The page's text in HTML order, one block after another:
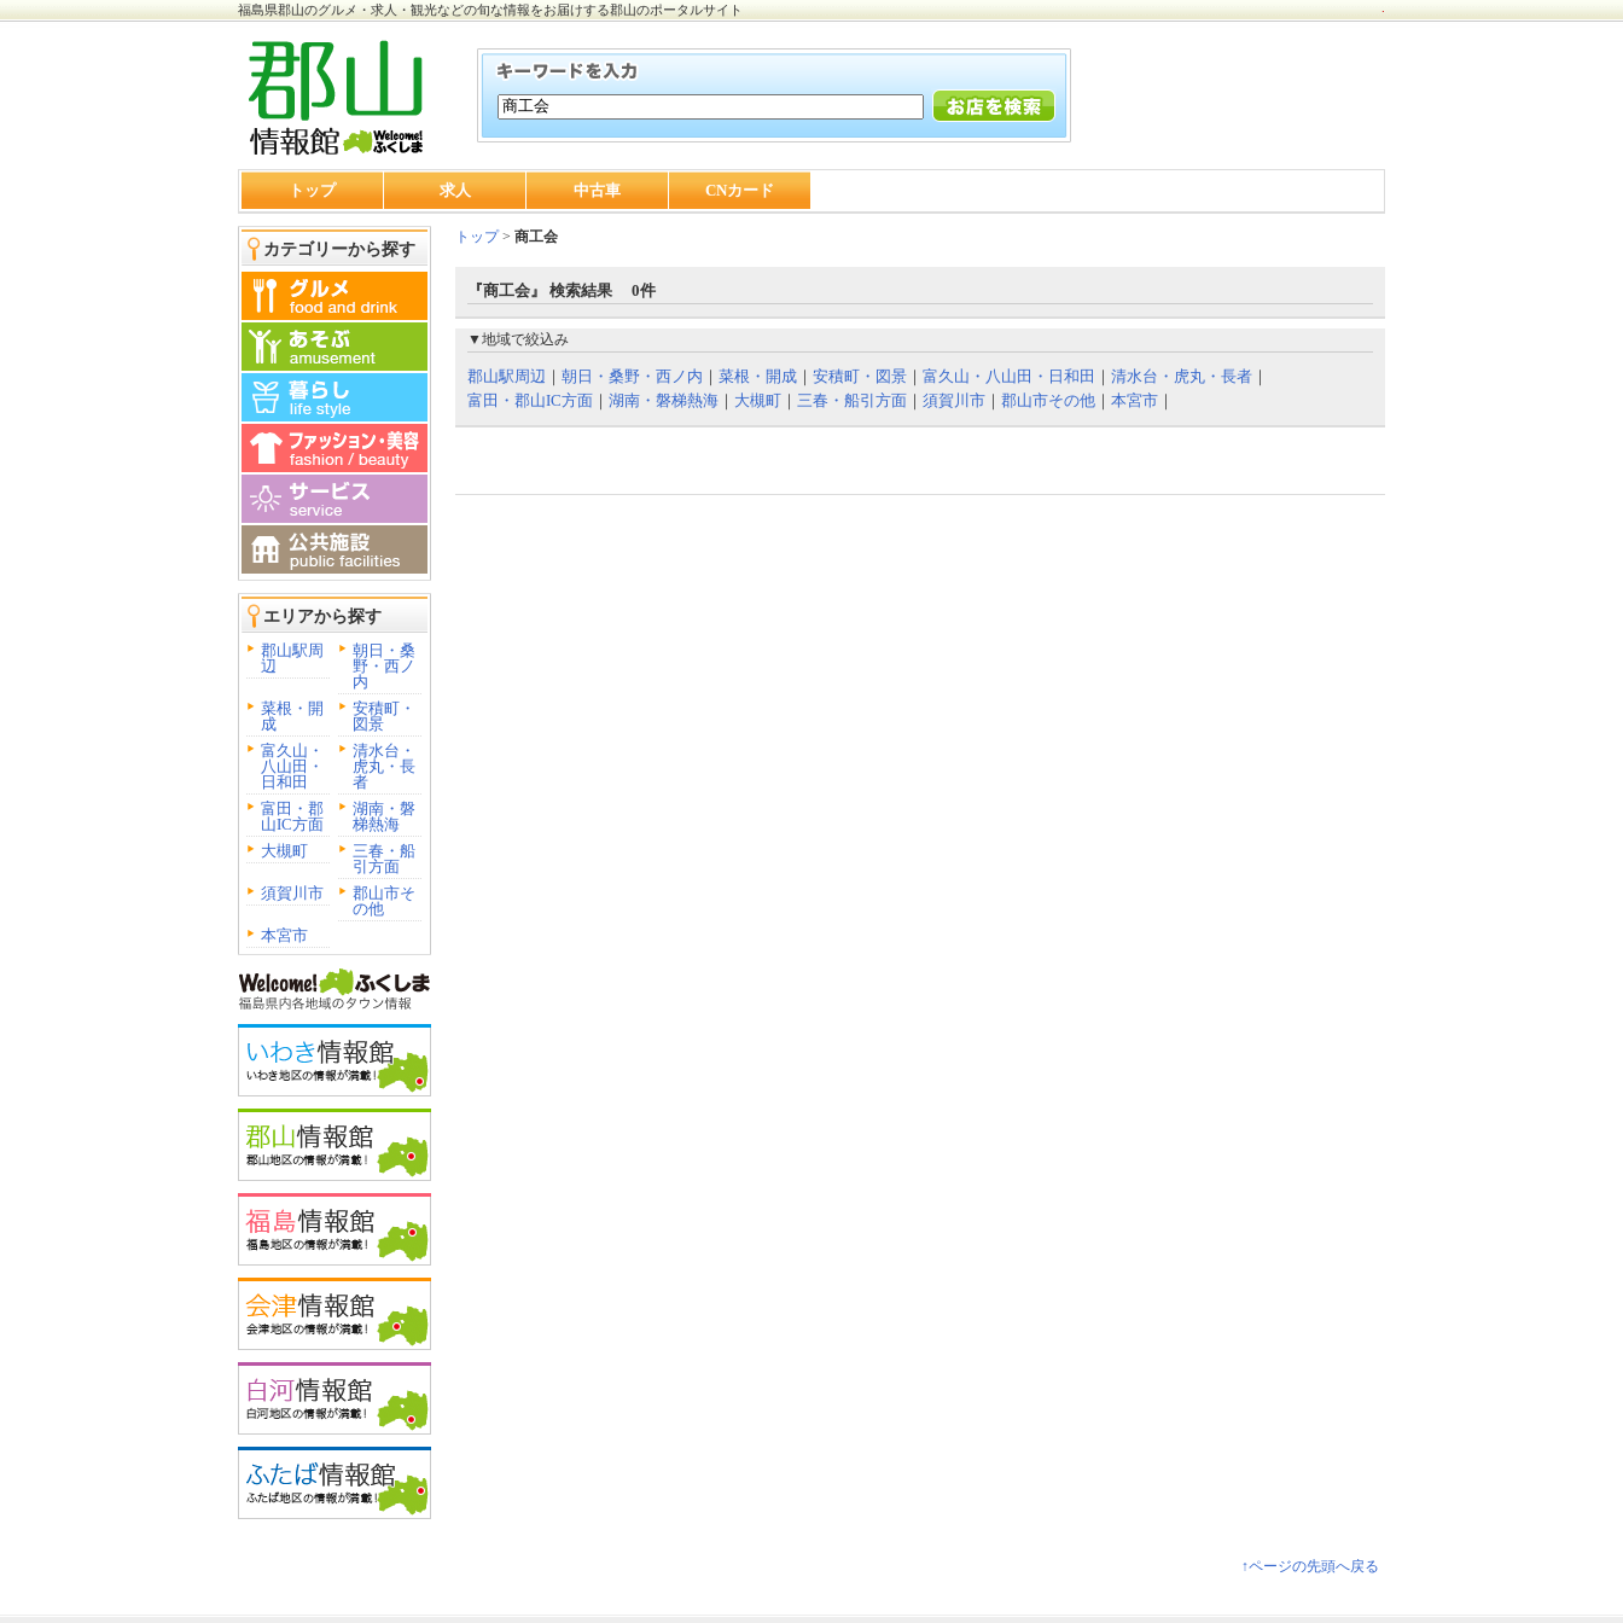
福島県郡山のグルメ・求人・観光などの旬な情報をお届けする郡山のポータルサイト
トップ 求人 中古車 CNカード
カテゴリーから探す
エリアから探す
郡山駅周
辺
朝日・桑
野・西ノ
内
菜根・開
成
安積町・
図景
富久山・
八山田・
日和田
清水台・
虎丸・長
者
富田・郡
山IC方面
湖南・磐
梯熱海
大槻町
三春・船
引方面
須賀川市
郡山市そ
の他
本宮市
トップ> 商工会
『商工会』 検索結果 0件
▼地域で絞込み
郡山駅周辺 ｜ 朝日・桑野・西ノ内 ｜ 菜根・開成 ｜ 安積町・図景 ｜ 富久山・八山田・日和田 ｜ 清水台・虎丸・長者 ｜
富田・郡山IC方面 ｜ 湖南・磐梯熱海 ｜ 大槻町 ｜ 三春・船引方面 ｜ 須賀川市 ｜ 郡山市その他 ｜ 本宮市 ｜
↑ページの先頭へ戻る